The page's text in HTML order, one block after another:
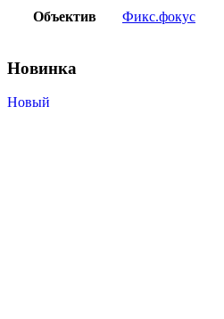
Объектив Фикс.фокус
Новинка
Новый